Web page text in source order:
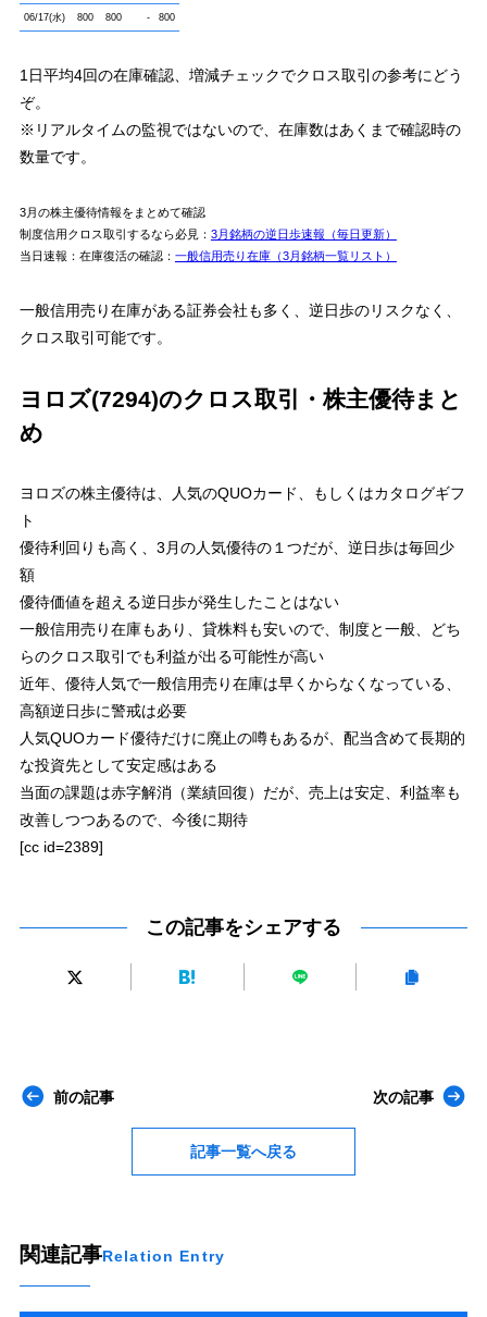
買いと売りのクロス合計100万円まで手数料無料
「現物買い」×「制度信用売り」
【ワンショット】
「現物買い」×「制度信用売り」
クロスコスト＝現物買い手数料＋信用売り手数料＋貸株料(2日分)+プレミアム料
204円
＝99円+99円+6円+プレミアム料
松井証券
「現物買い」×「制度信用売り」のクロス：9.1万円は売買手数料無料
クロスコスト＝貸株料(2日分) ：6円
楽天証券
「現物買い」×「制度信用売り」のクロス：9.1万円は売買手数料無料
クロスコスト＝貸株料(2日分)：5円
「現物買い」×「制度信用売り」
のクロス
クロスコスト＝現物買い手数料＋信用売り手数料＋貸株料(2日分)
203円
信用取引手数料は投資金額関係なく無料
12円＝6円+6円
信用取引手数料は投資金額関係なく無料
「制度信用買い当日買建玉を現引」×「制度信用売り」のクロス
クロスコスト＝金利(1日)＋貸株料(2日分)
11円＝6円+5円
06/17(水) 800 800 - 800
1日平均4回の在庫確認、増減チェックでクロス取引の参考にどう
ぞ。
※リアルタイムの監視ではないので、在庫数はあくまで確認時の
数量です。
3月の株主優待情報をまとめて確認
制度信用クロス取引するなら必見 ： 3月銘柄の逆日歩速報（毎日更新）
当日速報：在庫復活の確認： 一般信用売り在庫（3月銘柄一覧リスト）
一般信用売り在庫がある証券会社も多く、逆日歩のリスクなく、
クロス取引可能です。
ヨロズ(7294)のクロス取引・株主優待まと
め
ヨロズの株主優待は、人気のQUOカード、もしくはカタログギフ
ト
優待利回りも高く、3月の人気優待の１つだが、逆日歩は毎回少
額
優待価値を超える逆日歩が発生したことはない
一般信用売り在庫もあり、貸株料も安いので、制度と一般、どち
らのクロス取引でも利益が出る可能性が高い
近年、優待人気で一般信用売り在庫は早くからなくなっている、
高額逆日歩に警戒は必要
人気QUOカード優待だけに廃止の噂もあるが、配当含めて長期的
な投資先として安定感はある
当面の課題は赤字解消（業績回復）だが、売上は安定、利益率も
改善しつつあるので、今後に期待
[cc id=2389]
この記事をシェアする
前の記事
記事一覧へ戻る
次の記事
関連記事Relation Entry